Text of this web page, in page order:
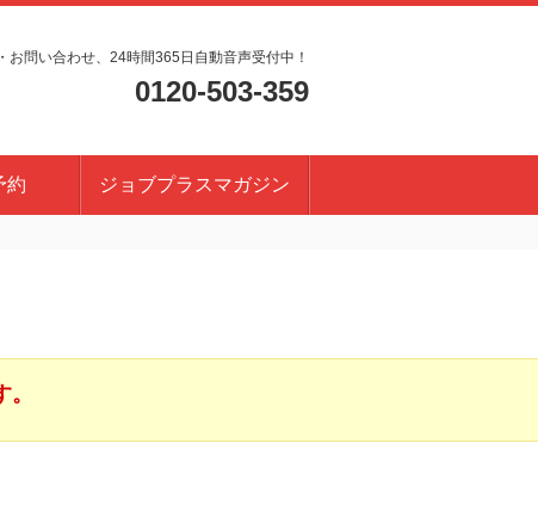
お問い合わせ、24時間365日自動音声受付中！
0120-503-359
約 ジョブプラスマガジン